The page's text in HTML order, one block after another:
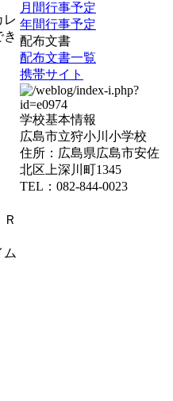
レ
ム
月間行事予定
年間行事予定
配布文書
配布文書一覧
携帯サイト
学校基本情報
広島市立狩小川小学校
住所：広島県広島市安佐
北区上深川町1345
TEL：082-844-0023